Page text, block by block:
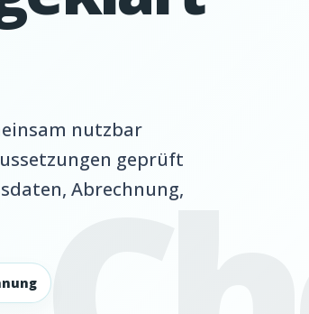
nutzbar
geprüft
Abrechnung,